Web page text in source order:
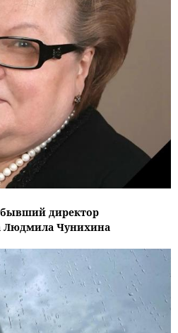
директор
Людмила Чунихина